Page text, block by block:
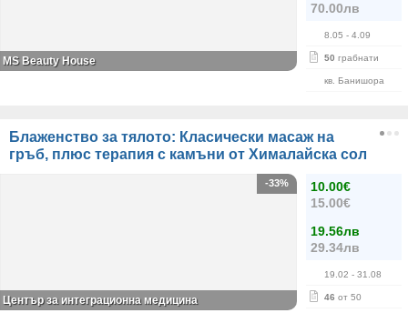
70.00лв
8.05 - 4.09
50 грабнати
кв. Банишора
МS Beauty House
Блаженство за тялото: Класически масаж на
гръб, плюс терапия с камъни от Хималайска сол
10.00€
15.00€
19.56лв
29.34лв
19.02 - 31.08
46 от 50
-33%
Център за интеграционна медицина